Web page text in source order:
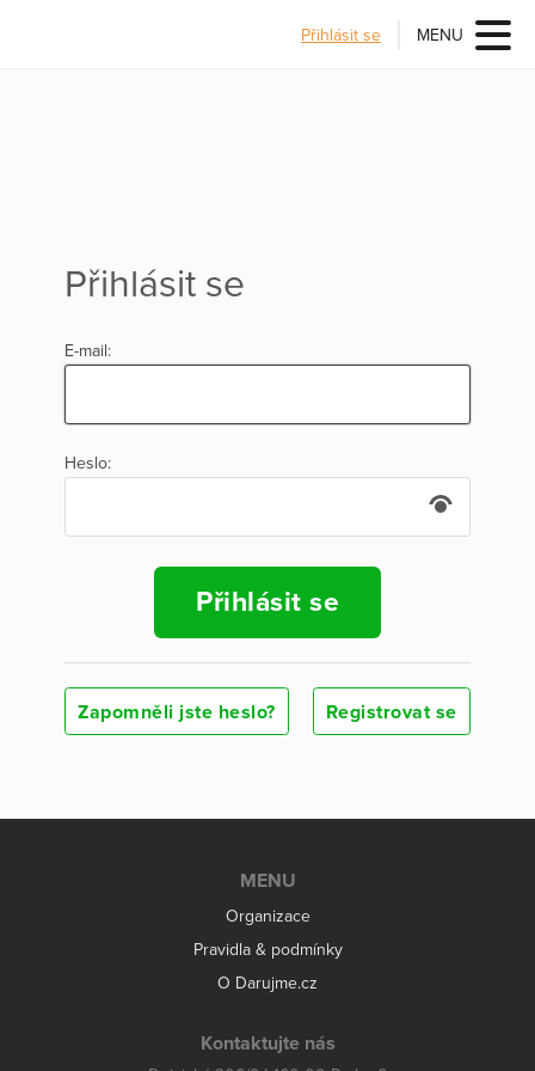
Přihlásit se MENU
Přihlásit se
E-mail:
Heslo:
Přihlásit se
Zapomněli jste heslo? Registrovat se
MENU
Organizace
Pravidla & podmínky
O Darujme.cz
Kontaktujte nás